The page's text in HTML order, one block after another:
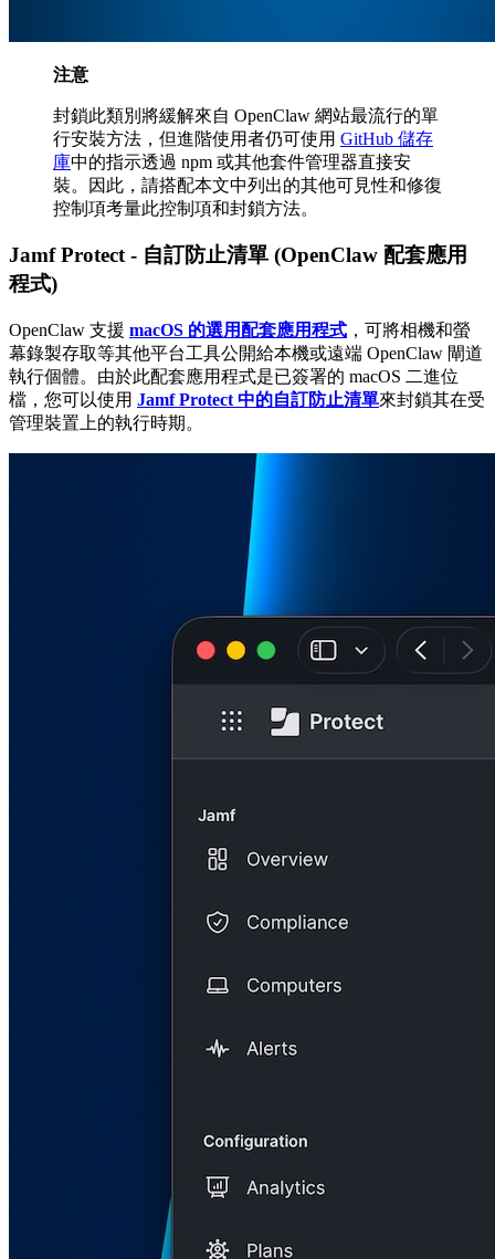
注意
封鎖此類別將緩解來自 OpenClaw 網站最流行的單
行安裝方法，但進階使用者仍可使用 GitHub 儲存
庫中的指示透過 npm 或其他套件管理器直接安
裝。因此，請搭配本文中列出的其他可見性和修復
控制項考量此控制項和封鎖方法。
Jamf Protect - 自訂防止清單 (OpenClaw 配套應用
程式)
OpenClaw 支援 macOS 的選用配套應用程式 ，可將相機和螢
幕錄製存取等其他平台工具公開給本機或遠端 OpenClaw 閘道
執行個體。由於此配套應用程式是已簽署的 macOS 二進位
檔，您可以使用 Jamf Protect 中的自訂防止清單來封鎖其在受
管理裝置上的執行時期。